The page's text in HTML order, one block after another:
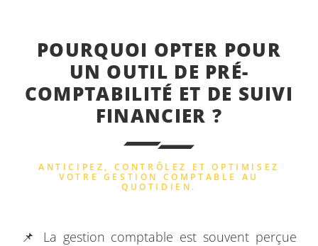
POURQUOI OPTER POUR
UN OUTIL DE PRÉ-
COMPTABILITÉ ET DE SUIVI
FINANCIER ?
ANTICIPEZ, CONTRÔLEZ ET OPTIMISEZ
VOTRE GESTION COMPTABLE AU
QUOTIDIEN.
📌 La gestion comptable est souvent perçue